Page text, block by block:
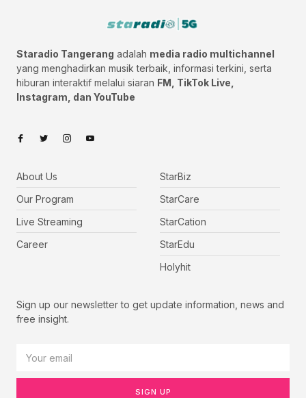
Staradio Tangerang adalah media radio multichannel
yang menghadirkan musik terbaik, informasi terkini, serta
hiburan interaktif melalui siaran FM, TikTok Live,
Instagram, dan YouTube
About Us
Our Program
Live Streaming
Career
StarBiz
StarCare
StarCation
StarEdu
Holyhit
Sign up our newsletter to get update information, news and
free insight.
SIGN UP